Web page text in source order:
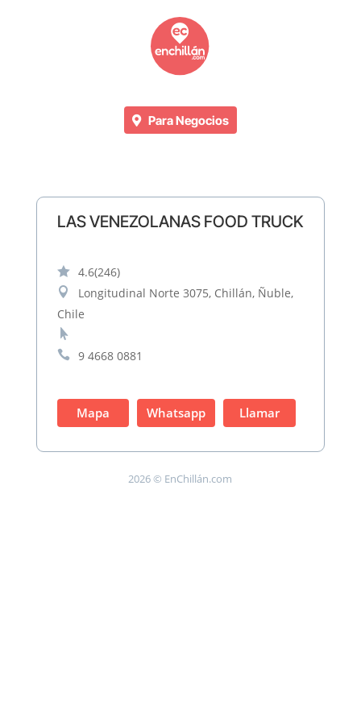
Para Negocios
LAS VENEZOLANAS FOOD TRUCK
 4.6(246)

Longitudinal Norte 3075, Chillán, Ñuble,
Chile


9 4668 0881
Mapa Whatsapp Llamar
2026 © EnChillán.com